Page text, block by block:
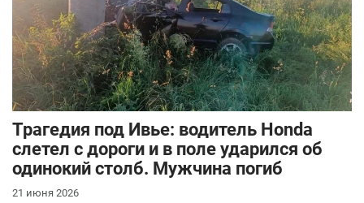
Трагедия под Ивье: водитель Honda
слетел с дороги и в поле ударился об
одинокий столб. Мужчина погиб
21 июня 2026